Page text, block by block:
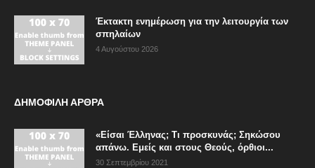
Έκτακτη ενημέρωση για την λειτουργία των
σπηλαίων
4 Αυγούστου 2026
ΔΗΜΟΦΙΛΗ ΑΡΘΡΑ
«Είσαι Έλληνας; Τι προσκυνάς; Σηκώσου
απάνω. Εμείς και στους Θεούς, όρθιοι...
30 Σεπτεμβρίου 2021